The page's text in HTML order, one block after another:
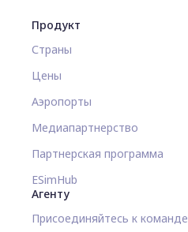
Продукт
Страны
Цены
Аэропорты
Медиапартнерство
Партнерская программа
ESimHub
Агенту
Присоединяйтесь к команде